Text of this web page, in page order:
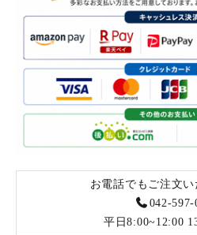
お電話でもご注文い
042-597-
平日8:00~12:00